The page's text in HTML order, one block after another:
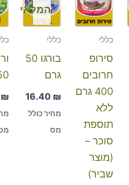
כללי
סירופ
חרובים
400 גרם
ללא
תוספת
סוכר –
(מוצר
שביר)
המלאי
כללי
בורגו 50
גרם
16.40 ₪
מחיר כולל
מס
50
₪